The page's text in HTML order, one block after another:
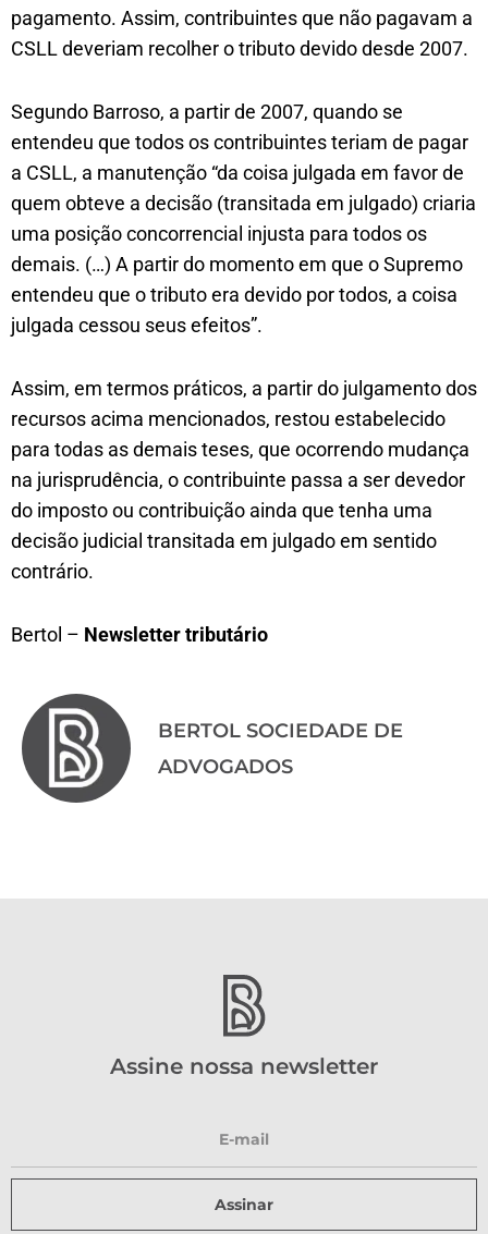
pagamento. Assim, contribuintes que não pagavam a
CSLL deveriam recolher o tributo devido desde 2007.
Segundo Barroso, a partir de 2007, quando se
entendeu que todos os contribuintes teriam de pagar
a CSLL, a manutenção “da coisa julgada em favor de
quem obteve a decisão (transitada em julgado) criaria
uma posição concorrencial injusta para todos os
demais. (…) A partir do momento em que o Supremo
entendeu que o tributo era devido por todos, a coisa
julgada cessou seus efeitos”.
Assim, em termos práticos, a partir do julgamento dos
recursos acima mencionados, restou estabelecido
para todas as demais teses, que ocorrendo mudança
na jurisprudência, o contribuinte passa a ser devedor
do imposto ou contribuição ainda que tenha uma
decisão judicial transitada em julgado em sentido
contrário.
Bertol – Newsletter tributário
BERTOL SOCIEDADE DE
ADVOGADOS
Assine nossa newsletter
Assinar